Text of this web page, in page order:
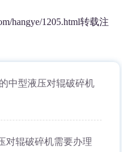
hangye/1205.html转载注
中型液压对辊破碎机
对辊破碎机需要办理